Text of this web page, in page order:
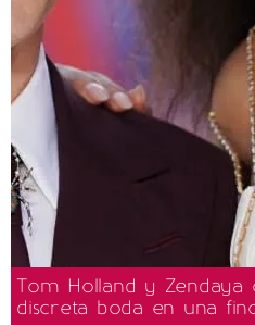
Tom Holland y Zendaya
discreta boda en una